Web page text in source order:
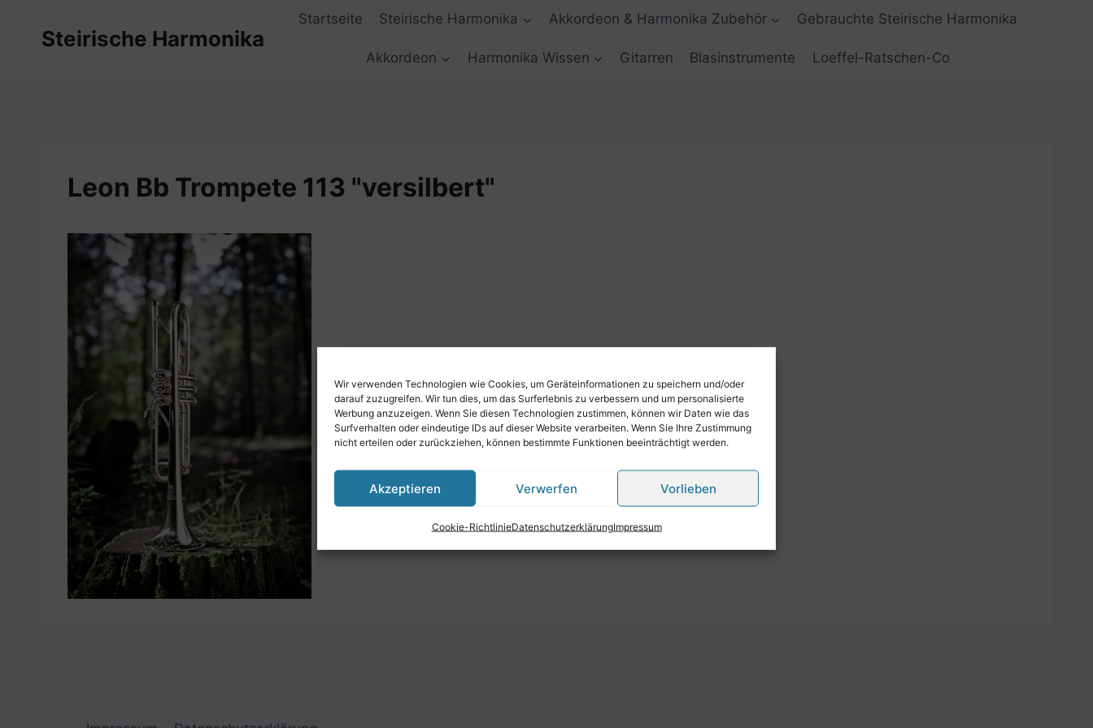
Wir verwenden Technologien wie Cookies, um Geräteinformationen zu speichern und/oder
darauf zuzugreifen. Wir tun dies, um das Surferlebnis zu verbessern und um personalisierte
Werbung anzuzeigen. Wenn Sie diesen Technologien zustimmen, können wir Daten wie das
Surfverhalten oder eindeutige IDs auf dieser Website verarbeiten. Wenn Sie Ihre Zustimmung
nicht erteilen oder zurückziehen, können bestimmte Funktionen beeinträchtigt werden.
Akzeptieren Verwerfen Vorlieben
Cookie-RichtlinieDatenschutzerklärungImpressum
Steirische Harmonika
Startseite Steirische Harmonika Akkordeon & Harmonika Zubehör Gebrauchte Steirische Harmonika
Akkordeon Harmonika Wissen Gitarren Blasinstrumente Loeffel-Ratschen-Co
Leon Bb Trompete 113 "versilbert"